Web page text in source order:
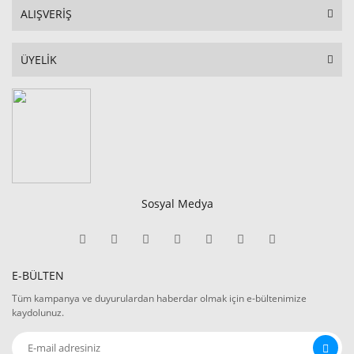
ALIŞVERİŞ
ÜYELİK
Sosyal Medya
E-BÜLTEN
Tüm kampanya ve duyurulardan haberdar olmak için e-bültenimize
kaydolunuz.